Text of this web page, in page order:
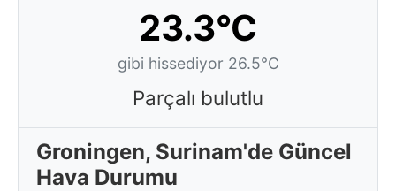
23.3°C
gibi hissediyor 26.5°C
Parçalı bulutlu
Groningen, Surinam'de Güncel
Hava Durumu